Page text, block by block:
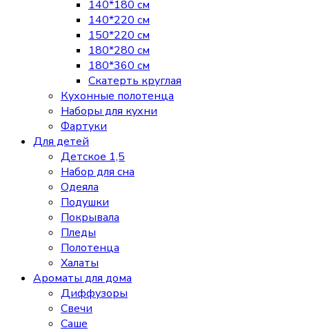
140*180 см
140*220 см
150*220 см
180*280 см
180*360 см
Скатерть круглая
Кухонные полотенца
Наборы для кухни
Фартуки
Для детей
Детское 1,5
Набор для сна
Одеяла
Подушки
Покрывала
Пледы
Полотенца
Халаты
Ароматы для дома
Диффузоры
Свечи
Cаше